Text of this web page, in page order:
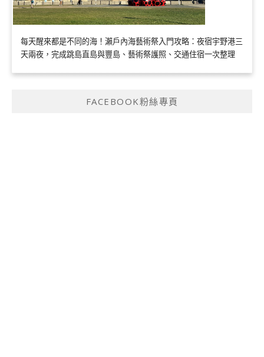
每天醒來都是不同的海！瀨戶內海藝術祭入門攻略：夜宿宇野港三
天兩夜，完成跳島直島與豐島、藝術祭護照、交通住宿一次整理
FACEBOOK粉絲專頁